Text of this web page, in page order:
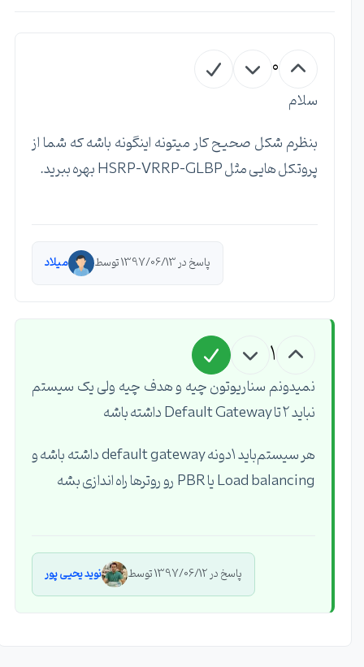
0
سلام
بنظرم شکل صحیح کار میتونه اینگونه باشه که شما از
پروتکل هایی مثل HSRP-VRRP-GLBP بهره ببرید.
پاسخ در 1397/06/13 توسط میلاد
1
نمیدونم سناریوتون چیه و هدف چیه ولی یک سیستم
نباید ۲ تا Default Gateway داشته باشه
هر سیستم‌باید ۱دونه default gateway داشته باشه و
Load balancing یا PBR رو‌ روترها راه اندازی بشه
پاسخ در 1397/06/12 توسط نوید یحیی پور